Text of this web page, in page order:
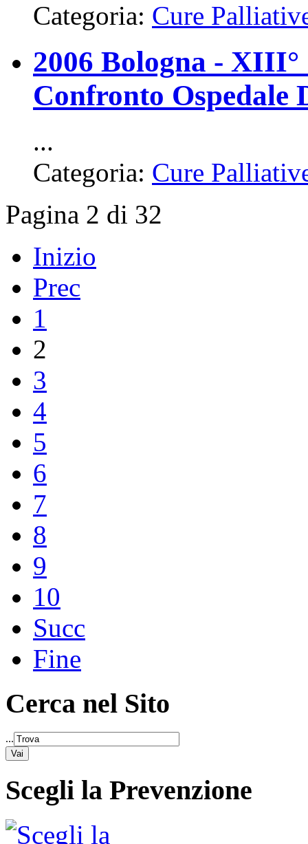
Categoria: Cure
2006 Bologna - XIII°
Confronto Ospedale
...
Categoria: Cure
Pagina 2 di 32
Inizio
Prec
1
2
3
4
5
6
7
8
9
10
Succ
Fine
Cerca nel Sito
...
Scegli la Prevenzione